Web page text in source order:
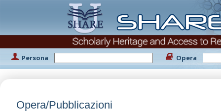
Persona Opera
Opera/Pubblicazioni